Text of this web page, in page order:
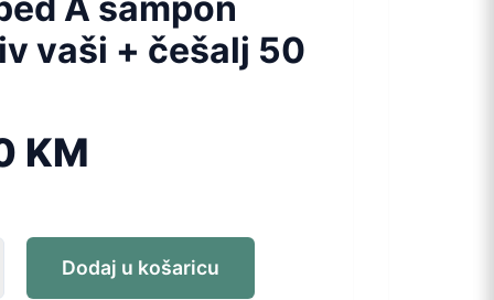
vaši + češalj 50
KM
Dodaj u košaricu